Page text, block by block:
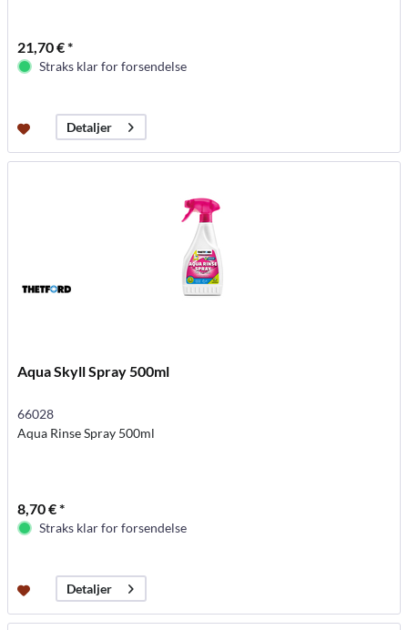
21,70 € *
Straks klar for forsendelse
Detaljer
Aqua Skyll Spray 500ml
66028
Aqua Rinse Spray 500ml
8,70 € *
Straks klar for forsendelse
Detaljer